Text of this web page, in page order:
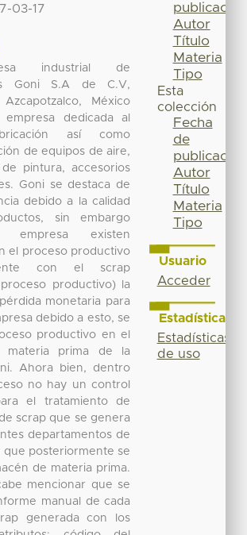
03-17
industrial de
Goni S.A de C.V,
México
dedicada al
así como
de equipos de aire,
de pintura, accesorios
Goni se destaca de
debido a la calidad
sin embargo
existen
el proceso productivo
con el scrap
productivo) la
monetaria para
debido a esto, se
productivo en el
materia prima de la
Ahora bien, dentro
no hay un control
el tratamiento de
scrap que se genera
departamentos de
que posteriormente se
de materia prima.
mencionar que se
manual de cada
generada con los
publicación
Autor
Título
Materia
Tipo
Esta
colección
Fecha
de
publicación
Autor
Título
Materia
Tipo
Usuario
Acceder
Estadísticas
Estadísticas
de uso